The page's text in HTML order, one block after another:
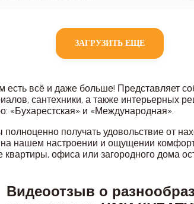
ЗАГРУЗИТЬ ЕЩЕ
есть всё и даже больше! Представляет
сантехники, а также интерьерных
«Бухарестская» и «Международная».
получать удовольствие от
на нашем настроении и ощущении
офиса или загородного дома
Видеоотзыв о